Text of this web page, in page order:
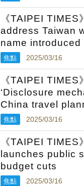
《TAIPEI
address Taiwan
name introduced
焦點 2025/03/16
《TAIPEI TIMES》
‘Disclosure
China travel
焦點 2025/03/16
《TAIPEI TIMES
launches public
budget cuts
焦點 2025/03/16